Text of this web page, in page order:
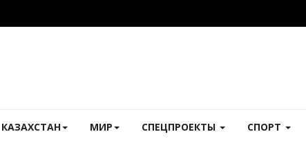
КАЗАХСТАН МИР СПЕЦПРОЕКТЫ СПОРТ